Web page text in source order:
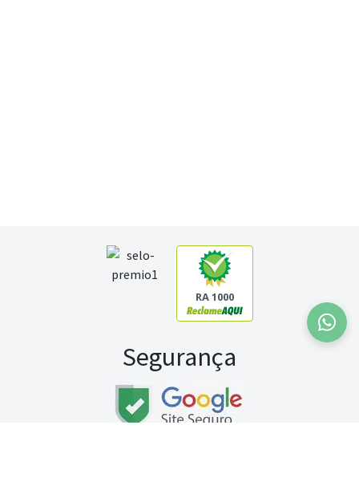
RA 1000
Segurança